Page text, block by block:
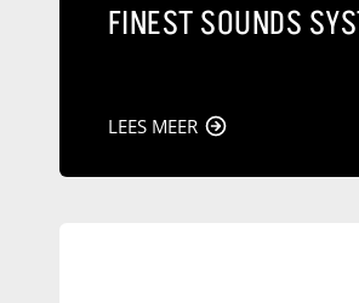
FINEST SOUNDS
LEES MEER